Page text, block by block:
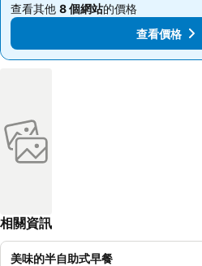
查看其他 8 個網站的價格
查看價格
查看其他 8 個網站的價格
查看價格
相關資訊
美味的半自助式早餐